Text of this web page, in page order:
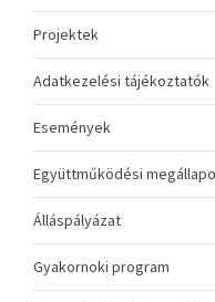
Projektek
Adatkezelési tájékoztatók
Események
Együttműködési
Álláspályázat
Gyakornoki program